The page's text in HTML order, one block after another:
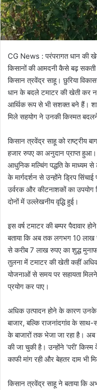
CG News : परंपरागत धान की
किसानों की आमदनी कैसे बढ़ सकती
किसान त्रवेंद्र साहू। छुरिया
धान के बदले टमाटर की खेती कर
आर्थिक रूप से भी सशक्त बने हैं।
मिले सहयोग ने उनकी किस्मत
किसान त्रवेंद्र साहू को राष्ट्रीय
हजार रुपए का अनुदान प्राप्त
आधुनिक मल्चिंग पद्धति के माध्यम से
के मार्गदर्शन से उन्होंने ड्रिप
उर्वरक और कीटनाशकों का
दोनों में उल्लेखनीय वृद्धि हुई।
इस वर्ष टमाटर की बम्पर पैदावार
बताया कि अब तक लगभग 10 लाख
से करीब 7 लाख रुपए का शुद्ध
तुलना में टमाटर की खेती कहीं
योजनाओं से समय पर सहायता
प्रयोग कर पाए।
अधिक उत्पादन होने के कारण उनके
बाजार, बल्कि राजनांदगांव के साथ-
के बाजारों तक भेजा जा रहा है।
की जा चुकी है। उन्होंने ‘परी’
काफी मांग रही और बेहतर दाम भी
किसान त्रवेंद्र साहू ने बताया कि